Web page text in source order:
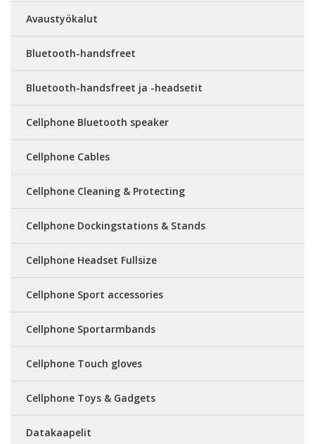
Avaustyökalut
Bluetooth-handsfreet
Bluetooth-handsfreet ja -headsetit
Cellphone Bluetooth speaker
Cellphone Cables
Cellphone Cleaning & Protecting
Cellphone Dockingstations & Stands
Cellphone Headset Fullsize
Cellphone Sport accessories
Cellphone Sportarmbands
Cellphone Touch gloves
Cellphone Toys & Gadgets
Datakaapelit